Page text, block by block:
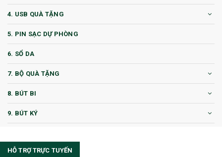
4. USB QUÀ TẶNG
5. PIN SẠC DỰ PHÒNG
6. SỔ DA
7. BỘ QUÀ TẶNG
8. BÚT BI
9. BÚT KÝ
11. CỐC/BÌNH GIỮ NHIỆT
HỖ TRỢ TRỰC TUYẾN